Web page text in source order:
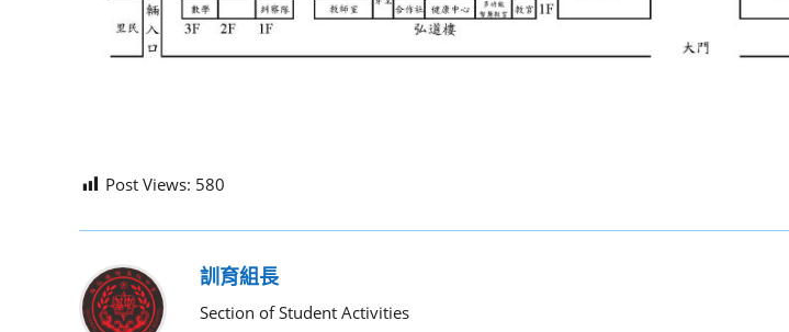
Post Views: 580
訓育組長
Section of Student Activities